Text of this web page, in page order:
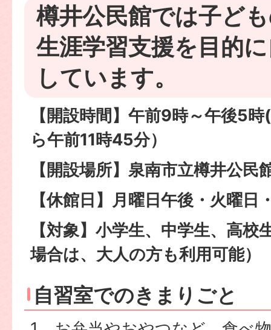
樽井公民館では子ど
生涯学習支援を目的
しています。
【開設時間】午前9時～午後5
ら午前11時45分）
【開設場所】泉南市立樽井公民
【休館日】月曜日午後・火曜日
【対象】小学生、中学生、高
場合は、大人の方も利用可能）
自習室でのきまりごと